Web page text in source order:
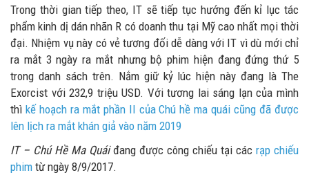
Trong thời gian tiếp theo, IT sẽ tiếp tục hướng đến kỉ lục tác
phẩm kinh dị dán nhãn R có doanh thu tại Mỹ cao nhất mọi thời
đại. Nhiệm vụ này có vẻ tương đối dễ dàng với IT vì dù mới chỉ
ra mắt 3 ngày ra mắt nhưng bộ phim hiện đang đứng thứ 5
trong danh sách trên. Nắm giữ kỷ lúc hiện này đang là The
Exorcist với 232,9 triệu USD. Với tương lai sáng lạn của mình
thì kế hoạch ra mắt phần II của Chú hề ma quái cũng đã được
lên lịch ra mắt khán giả vào năm 2019
IT – Chú Hề Ma Quáiđang được công chiếu tại các rạp chiếu
phim từ ngày 8/9/2017.